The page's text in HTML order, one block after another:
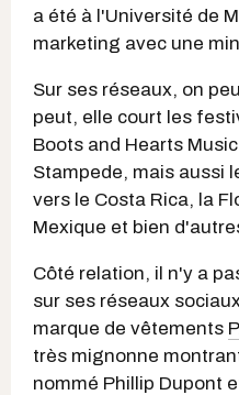
a été à l'Université de
marketing avec une
Sur ses réseaux, on
peut, elle court les
Boots and Hearts
Stampede, mais aussi
vers le Costa Rica, la
Mexique et bien
Côté relation, il n'y a
sur ses réseaux
marque de vêtements
très mignonne
nommé Phillip Dupont